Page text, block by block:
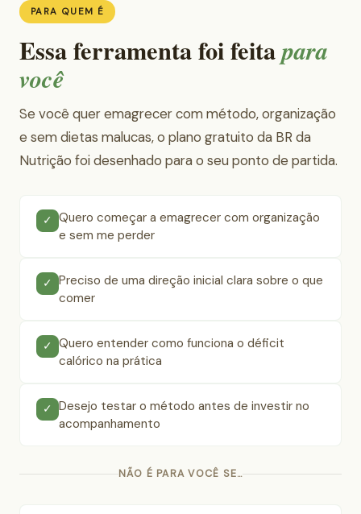
PARA QUEM É
Essa ferramenta foi feitapara
você
Se você quer emagrecer com método, organização
e sem dietas malucas, o plano gratuito da BR da
Nutrição foi desenhado para o seu ponto de partida.
✓
Quero começar a emagrecer com organização
e sem me perder
✓
Preciso de uma direção inicial clara sobre o que
comer
✓
Quero entender como funciona o déficit
calórico na prática
✓
Desejo testar o método antes de investir no
acompanhamento
NÃO É PARA VOCÊ SE…